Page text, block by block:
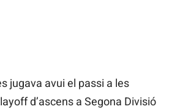
jugava avui el passi a les
d’ascens a Segona Divisió